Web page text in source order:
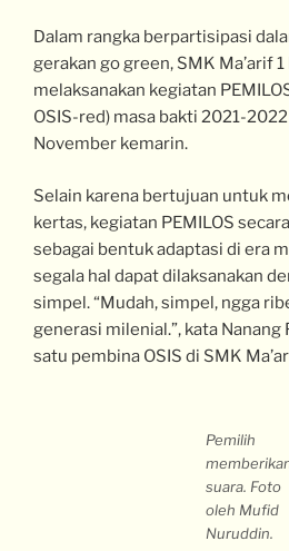
Dalam rangka berpartisipasi
gerakan go green, SMK Ma’arif
melaksanakan kegiatan
OSIS-red) masa bakti 2021-
November kemarin.
Selain karena bertujuan untuk
kertas, kegiatan PEMILOS
sebagai bentuk adaptasi di era
segala hal dapat dilaksanakan
simpel. “Mudah, simpel, ngga
generasi milenial.”, kata Nanang
satu pembina OSIS di SMK
Pemilih
suara. Foto
oleh Mufid
Nuruddin.